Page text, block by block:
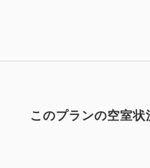
このプランの空室状